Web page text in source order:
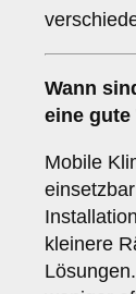
Wann
eine gute
Mobile
kleinere